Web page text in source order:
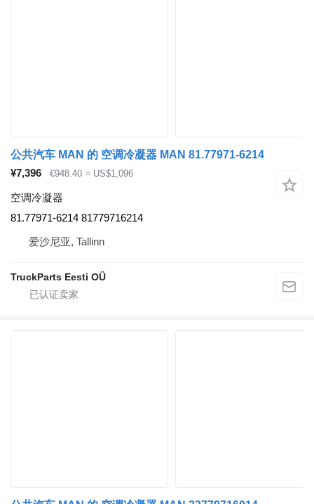
公共汽车 MAN 的 空调冷凝器 MAN 81.77971-6214
¥7,396
€948.40 ≈ US$1,096
空调冷凝器
81.77971-6214 81779716214
爱沙尼亚, Tallinn
TruckParts Eesti OÜ